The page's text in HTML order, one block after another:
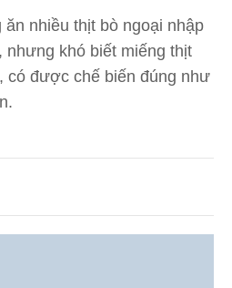
nhiều thịt bò ngoại nhập
nhưng khó biết miếng thịt
có được chế biến đúng như